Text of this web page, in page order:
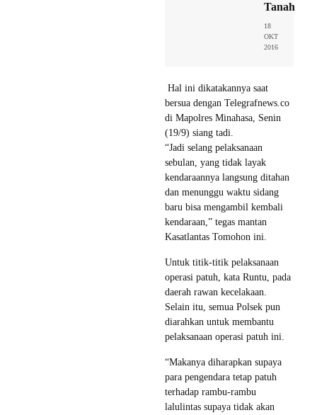
Tanah
18
OKT
2016
Hal ini dikatakannya saat
bersua dengan Telegrafnews.co
di Mapolres Minahasa, Senin
(19/9) siang tadi.
“Jadi selang pelaksanaan
sebulan, yang tidak layak
kendaraannya langsung ditahan
dan menunggu waktu sidang
baru bisa mengambil kembali
kendaraan,” tegas mantan
Kasatlantas Tomohon ini.
Untuk titik-titik pelaksanaan
operasi patuh, kata Runtu, pada
daerah rawan kecelakaan.
Selain itu, semua Polsek pun
diarahkan untuk membantu
pelaksanaan operasi patuh ini.
“Makanya diharapkan supaya
para pengendara tetap patuh
terhadap rambu-rambu
lalulintas supaya tidak akan